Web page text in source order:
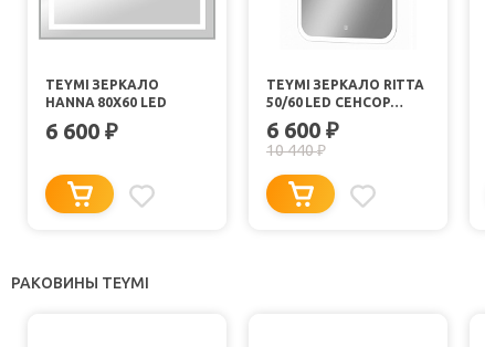
TEYMI ЗЕРКАЛО
HANNA 80Х60 LED
6 600 ₽
TEYMI ЗЕРКАЛО RITTA
50/60 LED СЕНСОР
T20246
6 600 ₽
10 440₽
РАКОВИНЫ TEYMI